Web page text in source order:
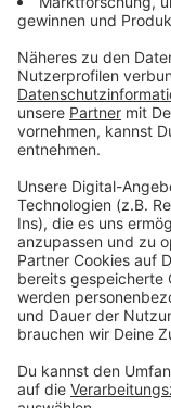
zunächst der
Currenta, dass
Zeitweise waren
voll gesperrt, die
nicht oder
Verkehr überall
Auf der
angrenzenden
Rheinbrücke
Arbeiten sofort